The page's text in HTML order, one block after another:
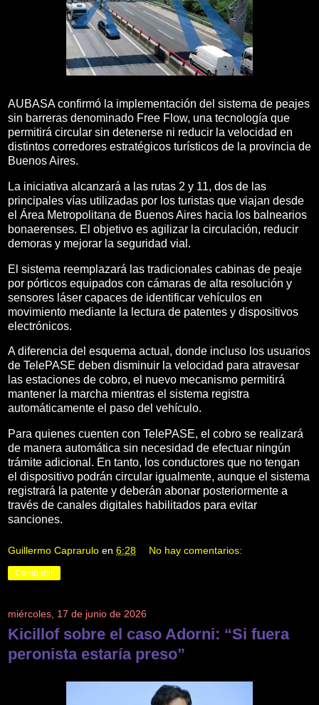
AUBASA confirmó la implementación del sistema de peajes
sin barreras denominado Free Flow, una tecnología que
permitirá circular sin detenerse ni reducir la velocidad en
distintos corredores estratégicos turísticos de la provincia de
Buenos Aires.
La iniciativa alcanzará a las rutas 2 y 11, dos de las
principales vías utilizadas por los turistas que viajan desde
el Área Metropolitana de Buenos Aires hacia los balnearios
bonaerenses. El objetivo es agilizar la circulación, reducir
demoras y mejorar la seguridad vial.
El sistema reemplazará las tradicionales cabinas de peaje
por pórticos equipados con cámaras de alta resolución y
sensores láser capaces de identificar vehículos en
movimiento mediante la lectura de patentes y dispositivos
electrónicos.
A diferencia del esquema actual, donde incluso los usuarios
de TelePASE deben disminuir la velocidad para atravesar
las estaciones de cobro, el nuevo mecanismo permitirá
mantener la marcha mientras el sistema registra
automáticamente el paso del vehículo.
Para quienes cuenten con TelePASE, el cobro se realizará
de manera automática sin necesidad de efectuar ningún
trámite adicional. En tanto, los conductores que no tengan
el dispositivo podrán circular igualmente, aunque el sistema
registrará la patente y deberán abonar posteriormente a
través de canales digitales habilitados para evitar
sanciones.
Guillermo Caprarulo en 6:28 No hay comentarios:
Compartir
miércoles, 17 de junio de 2026
Kicillof sobre el caso Adorni: “Si fuera
peronista estaría preso”